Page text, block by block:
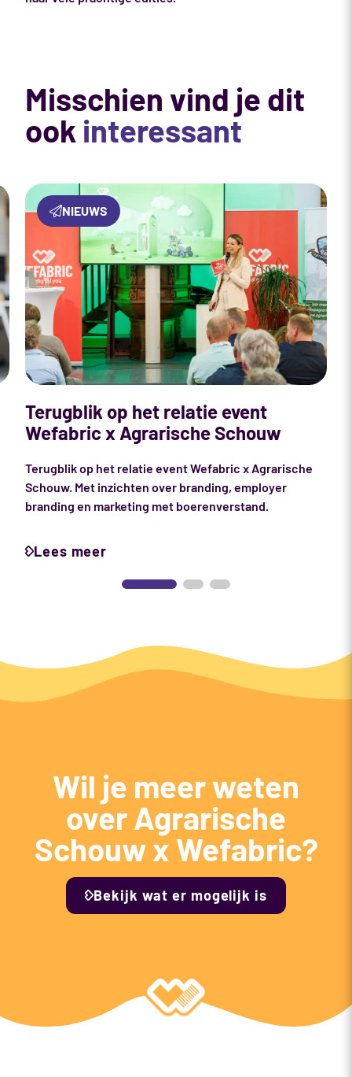
Misschien vind je dit
ook interessant
NIEUWS
Terugblik op het relatie event
Wefabric x Agrarische Schouw
Terugblik op het relatie event Wefabric x Agrarische
Schouw. Met inzichten over branding, employer
branding en marketing met boerenverstand.
Lees meer
Wil je meer weten
over Agrarische
Schouw x Wefabric?
Bekijk wat er mogelijk is